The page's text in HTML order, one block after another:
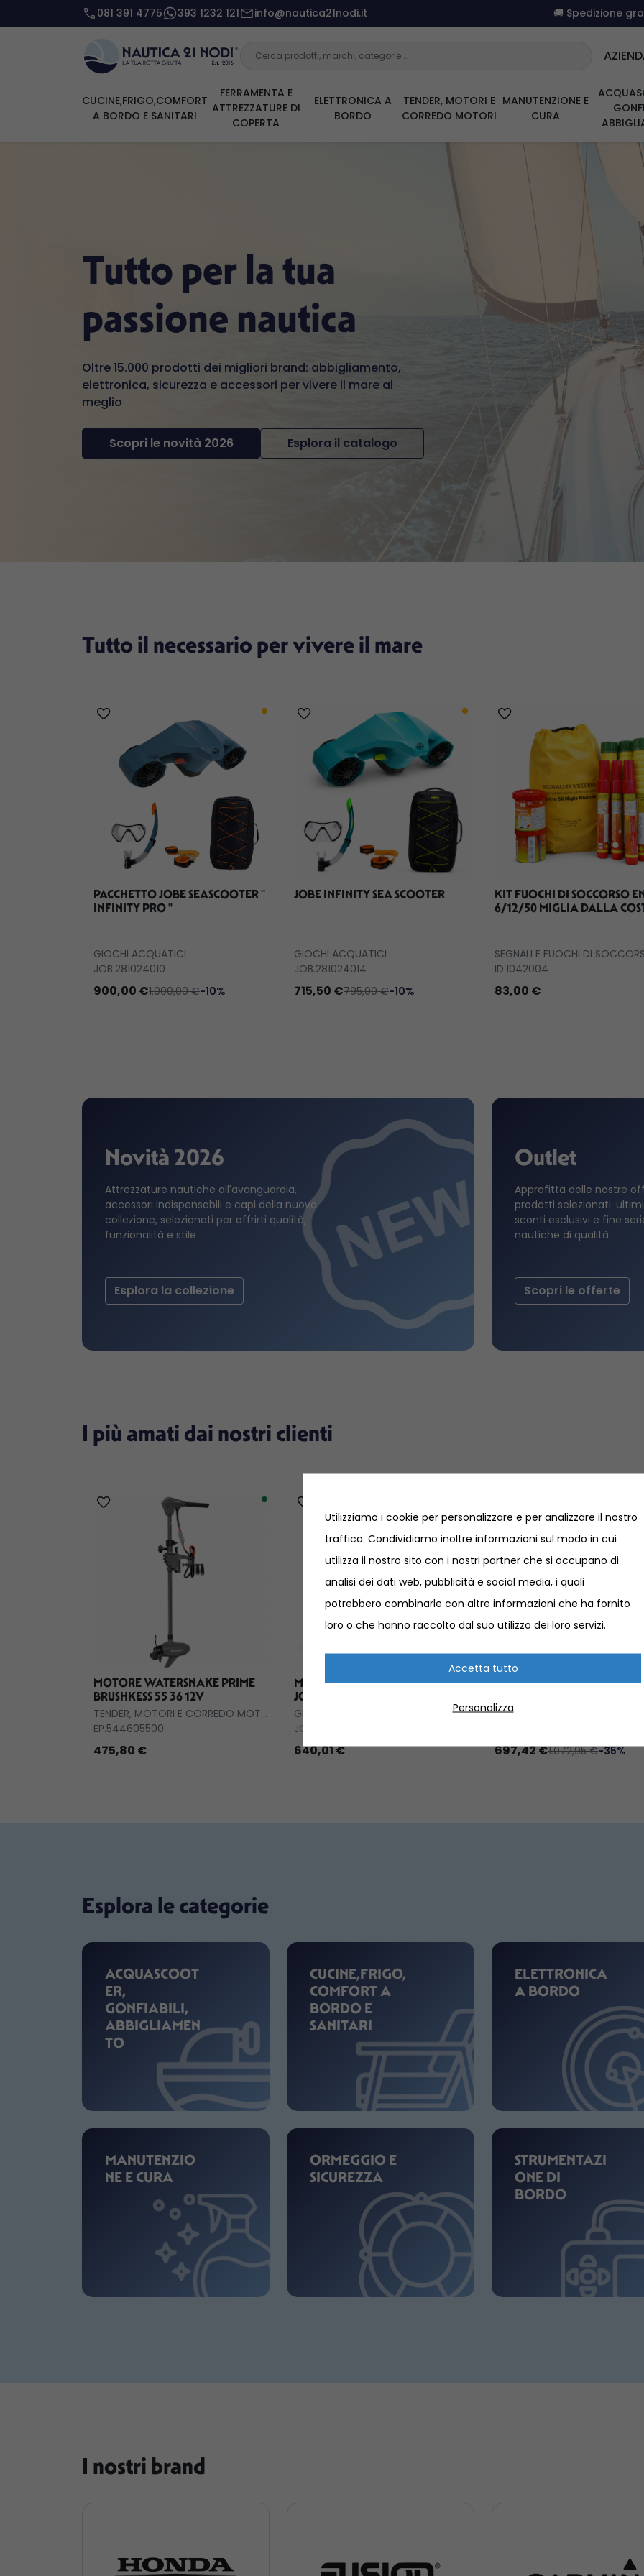
081 391 4775 393 1232 121 info@nautica21nodi.it 🚚 Spedizione
CUCINE,FRIGO,COMFORT
A BORDO E SANITARI
FERRAMENTA E
ATTREZZATURE DI
COPERTA
ELETTRONICA A
BORDO
TENDER, MOTORI E
CORREDO MOTORI
MANUTENZIONE E
CURA
Tutto per la tua
passione nautica
Oltre 15.000 prodotti dei migliori brand: abbigliamento,
elettronica, sicurezza e accessori per vivere il mare al
meglio
Scopri le novità 2026 Esplora il catalogo
Tutto il necessario per vivere il mare
PACCHETTO JOBE SEASCOOTER ''
INFINITY PRO ''
GIOCHI ACQUATICI
JOB.281024010
900,00 €1.000,00 €-10%
JOBE INFINITY SEA SCOOTER
GIOCHI ACQUATICI
JOB.281024014
715,50 €795,00 €-10%
KIT FUOCHI DI SOCCORSO
6/12/50 MIGLIA DALLA
SEGNALI E FUOCHI DI
ID.1042004
83,00 €
Novità 2026
Attrezzature nautiche all'avanguardia,
accessori indispensabili e capi della nuova
collezione, selezionati per offrirti qualità,
funzionalità e stile
Esplora la collezione
Outlet
Approfitta delle nostre
prodotti selezionati:
sconti esclusivi e fine
nautiche di qualità
Scopri le offerte
I più amati dai nostri clienti
MOTORE WATERSNAKE PRIME
BRUSHKESS 55 36 12V
TENDER, MOTORI E CORREDO MOTORI
EP.544605500
475,80 €
MOTORE ELETTRICO PER SUP
JOBE FLOW E-FIN
GIOCHI ACQUATICI
JOB.637126002
640,01 €
TENDER ARIMAR 210
TENDER GONFIABILI
697,42 €1.072,95 €-35%
Esplora le categorie
ACQUASCOOT
ER,
GONFIABILI,
ABBIGLIAMEN
TO
CUCINE,FRIGO,
COMFORT A
BORDO E
SANITARI
ELETTRONICA
A BORDO
MANUTENZIO
NE E CURA
ORMEGGIO E
SICUREZZA
STRUMENTAZI
ONE DI
BORDO
I nostri brand
Utilizziamo i cookie per personalizzare e per analizzare il nostro
traffico. Condividiamo inoltre informazioni sul modo in cui
utilizza il nostro sito con i nostri partner che si occupano di
analisi dei dati web, pubblicità e social media, i quali
potrebbero combinarle con altre informazioni che ha fornito
loro o che hanno raccolto dal suo utilizzo dei loro servizi.
Personalizza
Accetta tutto